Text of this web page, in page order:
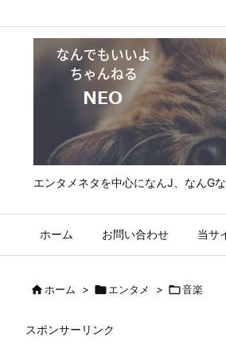
エンタメネタを中心になんJ、なんG
ホーム お問い合わせ 当サ
ホーム > エンタメ > 音楽
スポンサーリンク